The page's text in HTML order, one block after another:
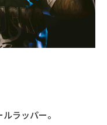
ラッパー。